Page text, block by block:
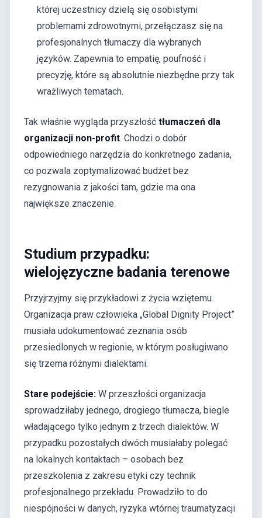
której uczestnicy dzielą się osobistymi
problemami zdrowotnymi, przełączasz się na
profesjonalnych tłumaczy dla wybranych
języków. Zapewnia to empatię, poufność i
precyzję, które są absolutnie niezbędne przy tak
wrażliwych tematach.
Tak właśnie wygląda przyszłość tłumaczeń dla
organizacji non-profit. Chodzi o dobór
odpowiedniego narzędzia do konkretnego zadania,
co pozwala zoptymalizować budżet bez
rezygnowania z jakości tam, gdzie ma ona
największe znaczenie.
Studium przypadku:
wielojęzyczne badania terenowe
Przyjrzyjmy się przykładowi z życia wziętemu.
Organizacja praw człowieka „Global Dignity Project”
musiała udokumentować zeznania osób
przesiedlonych w regionie, w którym posługiwano
się trzema różnymi dialektami.
Stare podejście: W przeszłości organizacja
sprowadziłaby jednego, drogiego tłumacza, biegle
władającego tylko jednym z trzech dialektów. W
przypadku pozostałych dwóch musiałaby polegać
na lokalnych kontaktach – osobach bez
przeszkolenia z zakresu etyki czy technik
profesjonalnego przekładu. Prowadziło to do
niespójności w danych, ryzyka wtórnej traumatyzacji